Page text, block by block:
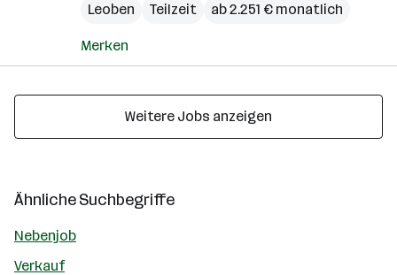
Leoben
Teilzeit ab 2.251 € monatlich
Merken
Weitere Jobs anzeigen
Ähnliche Suchbegriffe
Nebenjob
Verkauf